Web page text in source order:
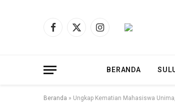
Facebook
X
Instagram
BERANDA
Beranda » Ungkap Kematian Mahasiswa